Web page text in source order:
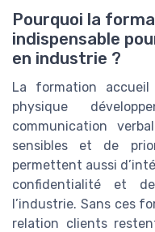
Pourquoi la
indispensable
en industrie ?
La formation
physique
communication
sensibles et de
permettent aussi
confidentialité et
l’industrie. Sans ces
relation clients